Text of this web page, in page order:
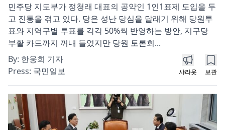
민주당 지도부가 정청래 대표의 공약인 1인1표제 도입을 두
고 진통을 겪고 있다. 당은 성난 당심을 달래기 위해 당원투
표와 지역구별 투표를 각각 50%씩 반영하는 방안, 지구당
부활 카드까지 꺼내 들었지만 당원 토론회...
By: 한웅희 기자
Press: 국민일보 샤라웃 보관